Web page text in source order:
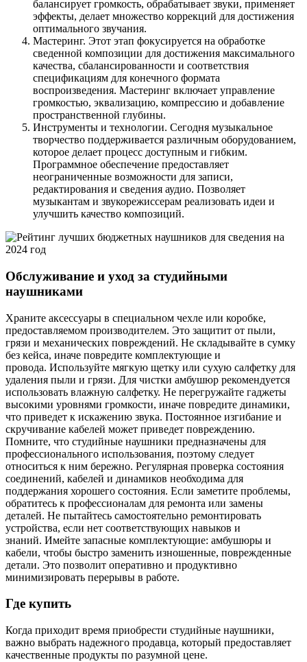
балансирует громкость, обрабатывает звуки, применяет
эффекты, делает множество коррекций для достижения
оптимального звучания.
Мастеринг. Этот этап фокусируется на обработке
сведенной композиции для достижения максимального
качества, сбалансированности и соответствия
спецификациям для конечного формата
воспроизведения. Мастеринг включает управление
громкостью, эквализацию, компрессию и добавление
пространственной глубины.
Инструменты и технологии. Сегодня музыкальное
творчество поддерживается различным оборудованием,
которое делает процесс доступным и гибким.
Программное обеспечение предоставляет
неограниченные возможности для записи,
редактирования и сведения аудио. Позволяет
музыкантам и звукорежиссерам реализовать идеи и
улучшить качество композиций.
Обслуживание и уход за студийными
наушниками
Храните аксессуары в специальном чехле или коробке,
предоставляемом производителем. Это защитит от пыли,
грязи и механических повреждений. Не складывайте в сумку
без кейса, иначе повредите комплектующие и
провода. Используйте мягкую щетку или сухую салфетку для
удаления пыли и грязи. Для чистки амбушюр рекомендуется
использовать влажную салфетку. Не перегружайте гаджеты
высокими уровнями громкости, иначе повредите динамики,
что приведет к искажению звука. Постоянное изгибание и
скручивание кабелей может приведет повреждению.
Помните, что студийные наушники предназначены для
профессионального использования, поэтому следует
относиться к ним бережно. Регулярная проверка состояния
соединений, кабелей и динамиков необходима для
поддержания хорошего состояния. Если заметите проблемы,
обратитесь к профессионалам для ремонта или замены
деталей. Не пытайтесь самостоятельно ремонтировать
устройства, если нет соответствующих навыков и
знаний. Имейте запасные комплектующие: амбушюры и
кабели, чтобы быстро заменить изношенные, поврежденные
детали. Это позволит оперативно и продуктивно
минимизировать перерывы в работе.
Где купить
Когда приходит время приобрести студийные наушники,
важно выбрать надежного продавца, который предоставляет
качественные продукты по разумной цене.